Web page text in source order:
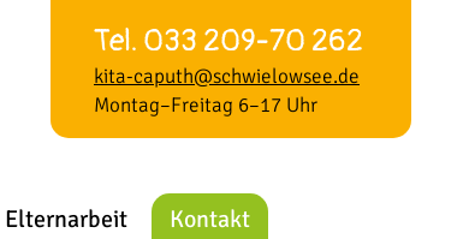
Tel. 033 209-70 262
kita-caputh@schwielowsee.de
Montag–Freitag 6–17 Uhr
Elternarbeit Kontakt